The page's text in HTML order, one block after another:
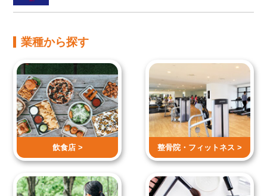
業種から探す
飲食店 > 整骨院・ フィットネス >